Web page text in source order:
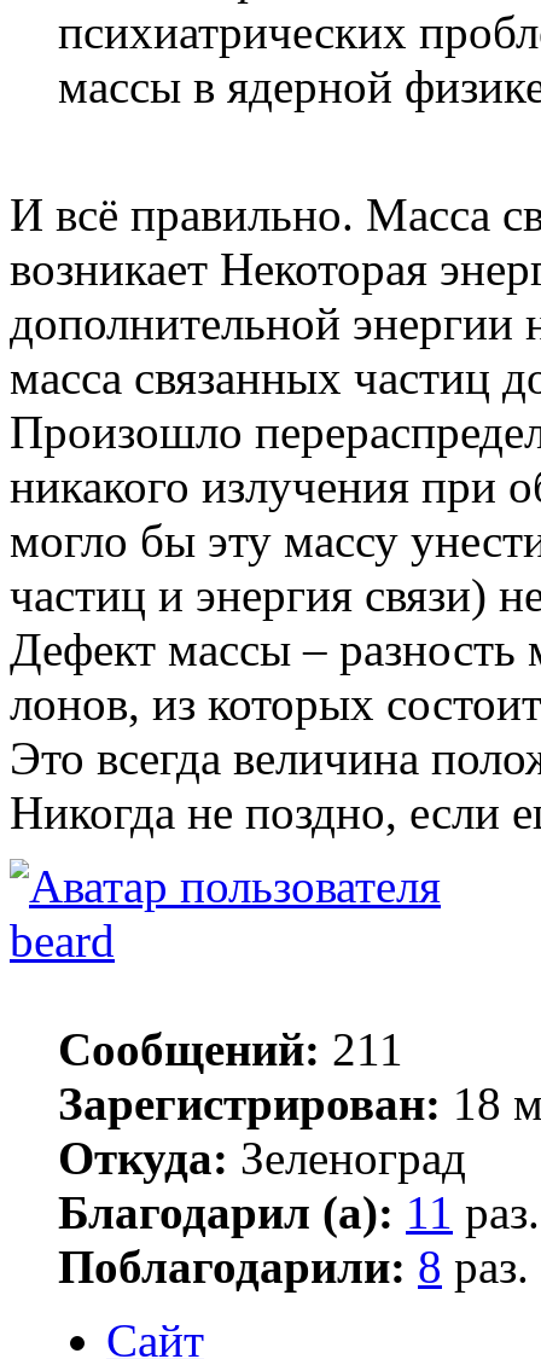
психиатрических
массы в ядерной
И всё правильно. Масса
возникает Некоторая
дополнительной энергии
масса связанных частиц
Произошло
никакого излучения при
могло бы эту массу
частиц и энергия связи)
Дефект массы –
лонов, из которых
Это всегда величина
Никогда не поздно, если
beard
Сообщений: 211
Зарегистрирован: 18
Откуда: Зеленоград
Благодарил (а): 11 раз.
Поблагодарили: 8 раз.
Сайт